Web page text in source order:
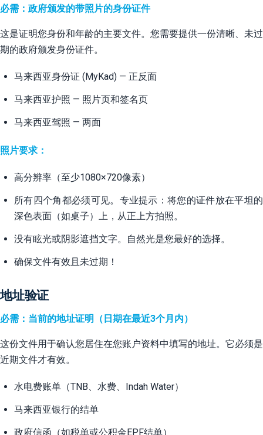
必需：政府颁发的带照片的身份证件
这是证明您身份和年龄的主要文件。您需要提供一份清晰、未过
期的政府颁发身份证件。
马来西亚身份证 (MyKad) — 正反面
马来西亚护照 — 照片页和签名页
马来西亚驾照 — 两面
照片要求：
高分辨率（至少1080×720像素）
所有四个角都必须可见。专业提示：将您的证件放在平坦的
深色表面（如桌子）上，从正上方拍照。
没有眩光或阴影遮挡文字。自然光是您最好的选择。
确保文件有效且未过期！
地址验证
必需：当前的地址证明（日期在最近3个月内）
这份文件用于确认您居住在您账户资料中填写的地址。它必须是
近期文件才有效。
水电费账单（TNB、水费、Indah Water）
马来西亚银行的结单
政府信函（如税单或公积金EPF结单）